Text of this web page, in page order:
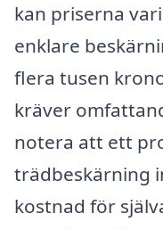
kan priserna
enklare
flera tusen
kräver
notera att ett
trädbeskärning
kostnad för